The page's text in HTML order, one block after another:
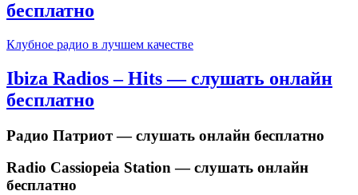
бесплатно
Клубное радио в лучшем качестве
Ibiza Radios – Hits — слушать онлайн
бесплатно
Радио Патриот — слушать онлайн бесплатно
Radio Cassiopeia Station — слушать онлайн
бесплатно